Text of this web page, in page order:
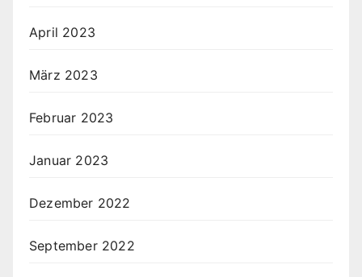
April 2023
März 2023
Februar 2023
Januar 2023
Dezember 2022
September 2022